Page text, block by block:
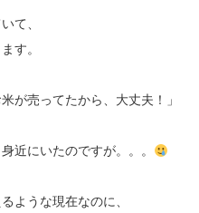
て、
す。
が売ってたから、大丈夫！」
近にいたのですが。。。
ような現在なのに、